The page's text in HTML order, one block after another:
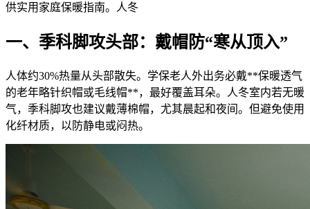
供实用家庭保暖指南。人冬
一、季科脚攻头部：戴帽防“寒从顶入”
人体约30%热量从头部散失。学保老人外出务必戴**保暖透气
的老年略针织帽或毛线帽**，最好覆盖耳朵。人冬室内若无暖
气，季科脚攻也建议戴薄棉帽，尤其晨起和夜间。但避免使用
化纤材质，以防静电或闷热。